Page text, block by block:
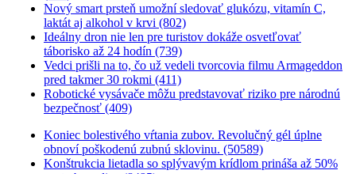
Nový smart prsteň umožní sledovať glukózu, vitamín C,
laktát aj alkohol v krvi (802)
Ideálny dron nie len pre turistov dokáže osvetľovať
táborisko až 24 hodín (739)
Vedci prišli na to, čo už vedeli tvorcovia filmu Armageddon
pred takmer 30 rokmi (411)
Robotické vysávače môžu predstavovať riziko pre národnú
bezpečnosť (409)
Koniec bolestivého vŕtania zubov. Revolučný gél úplne
obnoví poškodenú zubnú sklovinu. (50589)
Konštrukcia lietadla so splývavým krídlom prináša až 50%